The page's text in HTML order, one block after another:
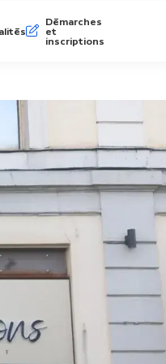
Démarches
et
inscriptions